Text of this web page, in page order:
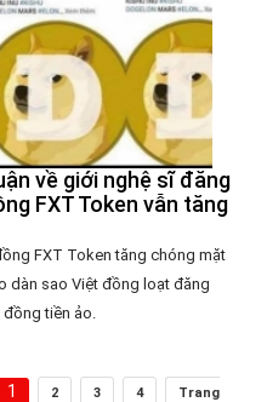
về giới nghệ sĩ đăng
FXT Token vẫn tăng
FXT Token tăng chóng mặt
dàn sao Việt đồng loạt đăng
đồng tiền ảo.
1 2 3 4
Trang